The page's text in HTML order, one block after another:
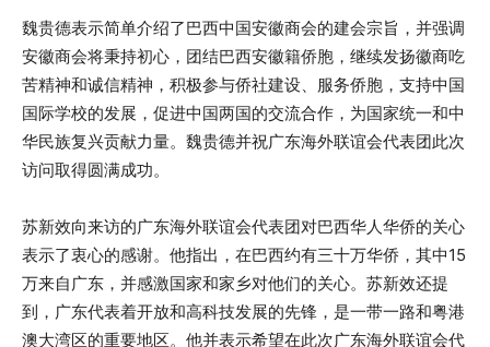
魏贵德表示简单介绍了巴西中国安徽商会的建会宗旨，并强调
安徽商会将秉持初心，团结巴西安徽籍侨胞，继续发扬徽商吃
苦精神和诚信精神，积极参与侨社建设、服务侨胞，支持中国
国际学校的发展，促进中国两国的交流合作，为国家统一和中
华民族复兴贡献力量。魏贵德并祝广东海外联谊会代表团此次
访问取得圆满成功。
苏新效向来访的广东海外联谊会代表团对巴西华人华侨的关心
表示了衷心的感谢。他指出，在巴西约有三十万华侨，其中15
万来自广东，并感激国家和家乡对他们的关心。苏新效还提
到，广东代表着开放和高科技发展的先锋，是一带一路和粤港
澳大湾区的重要地区。他并表示希望在此次广东海外联谊会代